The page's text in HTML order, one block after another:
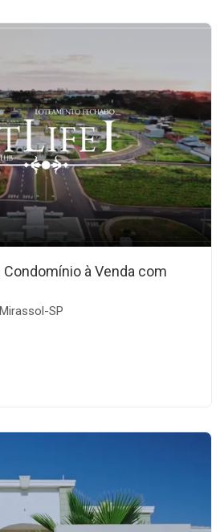
à Venda com
SP